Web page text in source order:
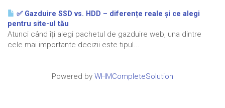
✅ Gazduire SSD vs. HDD – diferențe reale și ce alegi
pentru site-ul tău
Atunci când îți alegi pachetul de gazduire web, una dintre
cele mai importante decizii este tipul...
Powered by WHMCompleteSolution